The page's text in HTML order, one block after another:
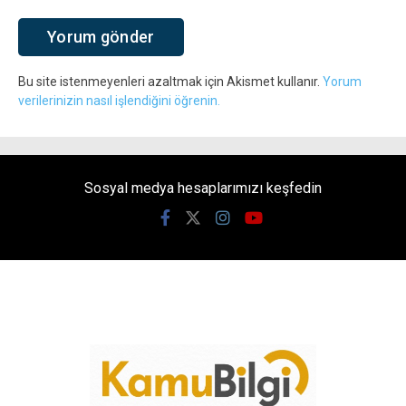
Bu site istenmeyenleri azaltmak için Akismet kullanır. Yorum
verilerinizin nasıl işlendiğini öğrenin.
Sosyal medya hesaplarımızı keşfedin